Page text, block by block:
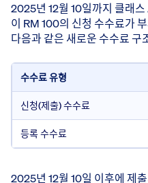
2025년 12월 10일까지 클래
이 RM 100의 신청 수수료가
다음과 같은 새로운 수수료 구
수수료 유형
신청(제출) 수수료
등록 수수료
2025년 12월 10일 이후에 제